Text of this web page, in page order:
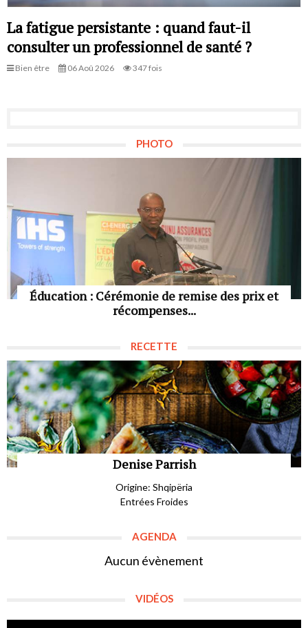
La fatigue persistante : quand faut-il
consulter un professionnel de santé ?
Bien être 06 Aoû 2026 347 fois
PHOTO
Éducation : Cérémonie de remise des prix et
récompenses...
RECETTE
Denise Parrish
Origine: Shqipëria
Entrées Froides
AGENDA
Aucun évènement
VIDÉOS